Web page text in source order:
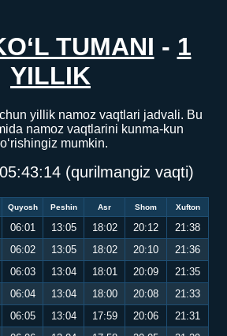
TUMANI - 1
YILLIK
yillik namoz vaqtlari jadvali. Bu
namoz vaqtlarini kunma-kun
mumkin.
05:43:15 (qurilmangiz vaqti)
Quyosh Peshin Asr Shom Xufton
06:01 13:05 18:02 20:12
21:38
06:02 13:05 18:02 20:10
21:36
06:03 13:04 18:01 20:09
21:35
06:04 13:04 18:00 20:08
21:33
06:05 13:04 17:59 20:06
21:31